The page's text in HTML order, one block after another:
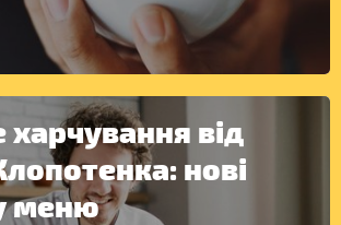
харчування від
нові
меню